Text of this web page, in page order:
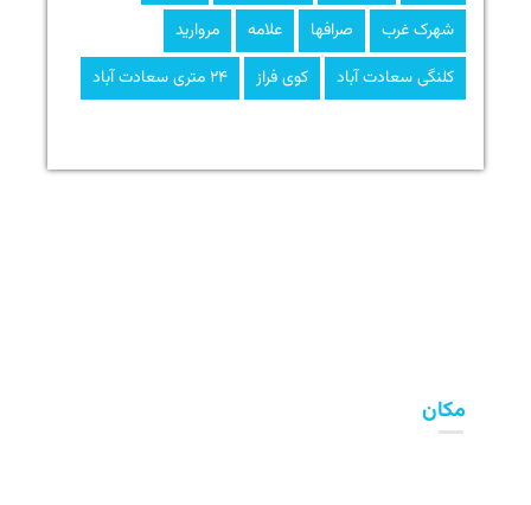
شهرک غرب
صرافها علامه
مروارید
کلنگی سعادت آباد
کوی فراز ۲۴ متری سعادت آباد
مکان